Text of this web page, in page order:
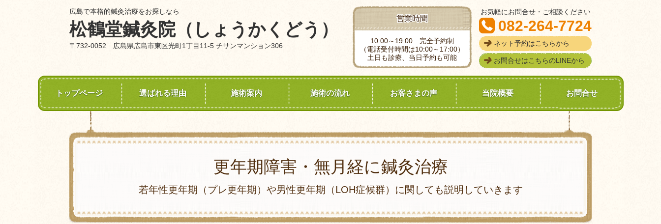
広島で本格的鍼灸治療をお探しなら
松鶴堂鍼灸院（しょうかくどう）
〒732-0052 広島県広島市東区光町1丁目11-5 チサンマンション306
営業時間
10:00～19:00 完全予約制
（電話受付時間は10:00～17:00）
土日も診療、当日予約も可能
お気軽にお問合せ・ご相談ください
082-264-7724
ネット予約はこちらから
お問合せはこちらのLINEから
トップページ 選ばれる理由 施術案内 施術の流れ お客さまの声 当院概要 お問合せ
更年期障害・無月経に鍼灸治療
若年性更年期（プレ更年期）や男性更年期（LOH症候群）に関しても説明していきます